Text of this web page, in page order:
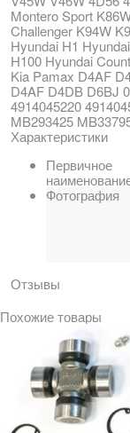
Montero Sport
Challenger K94W
Hyundai H1
H100 Hyundai
Kia Pamax D4AF
D4AF D4DB D6BJ
4914045220
MB293425
Характеристики
Первичное
Фотография
Отзывы
Похожие товары